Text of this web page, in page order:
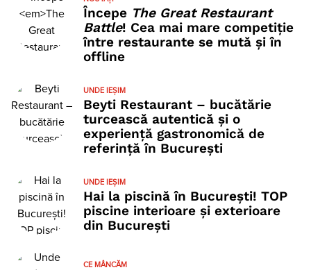
Începe The Great Restaurant
Battle! Cea mai mare competiție
între restaurante se mută și în
offline
UNDE IEȘIM
Beyti Restaurant – bucătărie
turcească autentică și o
experiență gastronomică de
referință în București
UNDE IEȘIM
Hai la piscină în București! TOP
piscine interioare și exterioare
din București
CE MÂNCĂM